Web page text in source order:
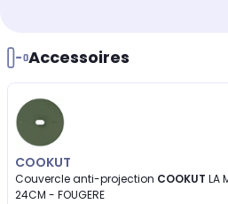
Accessoires
COOKUT
Couvercle anti-projection COOKUT
24CM - FOUGERE